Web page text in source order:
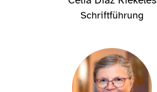
Schriftführung